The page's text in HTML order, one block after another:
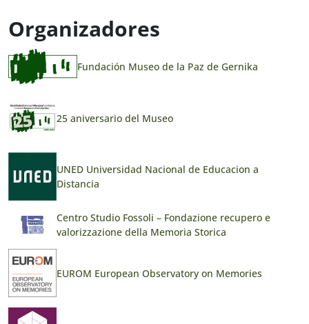
Organizadores
Fundación Museo de la Paz de Gernika
25 aniversario del Museo
UNED Universidad Nacional de Educacion a
Distancia
Centro Studio Fossoli – Fondazione recupero e
valorizzazione della Memoria Storica
EUROM European Observatory on Memories